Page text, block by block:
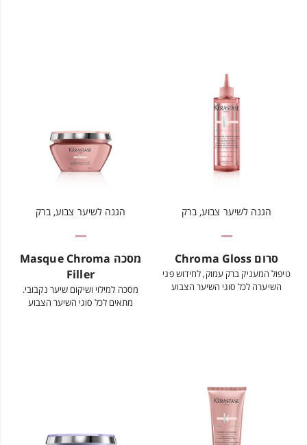
הגנה לשיער צבוע, ברק
סרום Chroma Gloss
טיפול המעניק ברק עמוק, לחידוש פני
השיערה לכל סוגי השיער הצבוע
הגנה לשיער צבוע, ברק
מסכה Masque Chroma
Filler
מסכה למילוי ושיקום שיער נקבובי.
מתאים לכל סוגי השיער הצבוע